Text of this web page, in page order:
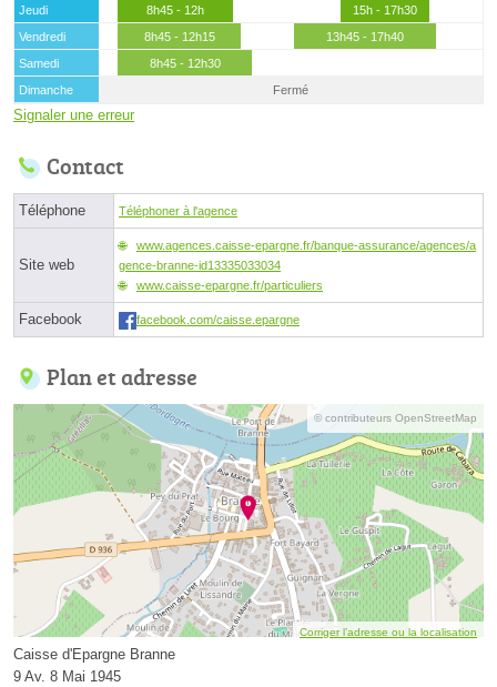
Jeudi
8h45 - 12h
15h - 17h30
Vendredi
8h45 - 12h15
13h45 - 17h40
Samedi
8h45 - 12h30
Dimanche
Fermé
Signaler une erreur
Contact
Téléphone Téléphoner à l'agence
Site web
www.agences.caisse-epargne.fr/banque-assurance/agences/a
gence-branne-id13335033034
www.caisse-epargne.fr/particuliers
Facebook facebook.com/caisse.epargne
Plan et adresse
© contributeurs OpenStreetMap
Corriger l’adresse ou la localisation
Caisse d'Epargne Branne
9 Av. 8 Mai 1945